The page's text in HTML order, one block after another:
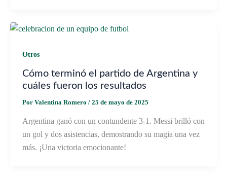
Otros
Cómo terminó el partido de Argentina y
cuáles fueron los resultados
Por Valentina Romero / 25 de mayo de 2025
Argentina ganó con un contundente 3-1. Messi brilló con
un gol y dos asistencias, demostrando su magia una vez
más. ¡Una victoria emocionante!